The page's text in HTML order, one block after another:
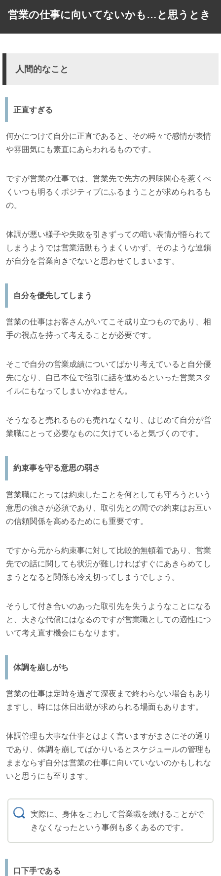
営業の仕事に向いてないかも…と思うとき
人間的なこと
正直すぎる
何かにつけて自分に正直であると、その時々で感情が表情
や雰囲気にも素直にあらわれるものです。
ですが営業の仕事では、営業先で先方の興味関心を惹くべ
くいつも明るくポジティブにふるまうことが求められるも
の。
体調が悪い様子や失敗を引きずっての暗い表情が悟られて
しまうようでは営業活動もうまくいかず、そのような連鎖
が自分を営業向きでないと思わせてしまいます。
自分を優先してしまう
営業の仕事はお客さんがいてこそ成り立つものであり、相
手の視点を持って考えることが必要です。
そこで自分の営業成績についてばかり考えていると自分優
先になり、自己本位で強引に話を進めるといった営業スタ
イルにもなってしまいかねません。
そうなると売れるものも売れなくなり、はじめて自分が営
業職にとって必要なものに欠けていると気づくのです。
約束事を守る意思の弱さ
営業職にとっては約束したことを何としても守ろうという
意思の強さが必須であり、取引先との間での約束はお互い
の信頼関係を高めるためにも重要です。
ですから元から約束事に対して比較的無頓着であり、営業
先での話に関しても状況が難しければすぐにあきらめてし
まうとなると関係も冷え切ってしまうでしょう。
そうして付き合いのあった取引先を失うようなことになる
と、大きな代償にはなるのですが営業職としての適性につ
いて考え直す機会にもなります。
体調を崩しがち
営業の仕事は定時を過ぎて深夜まで終わらない場合もあり
ますし、時には休日出勤が求められる場面もあります。
体調管理も大事な仕事とはよく言いますがまさにその通り
であり、体調を崩してばかりいるとスケジュールの管理も
ままならず自分は営業の仕事に向いていないのかもしれな
いと思うにも至ります。
実際に、身体をこわして営業職を続けることがで
きなくなったという事例も多くあるのです。
口下手である